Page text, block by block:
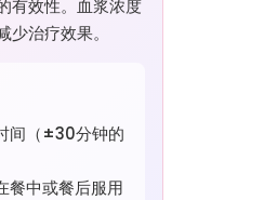
有效性。血浆浓度
少治疗效果。
间（±30分钟的
餐中或餐后服用